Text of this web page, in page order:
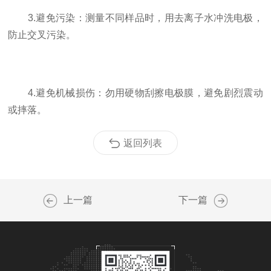
3.避免污染：测量不同样品时，用去离子水冲洗电极，
防止交叉污染。
4.避免机械损伤：勿用硬物刮擦电极膜，避免剧烈震动
或摔落。
返回列表
上一篇 下一篇